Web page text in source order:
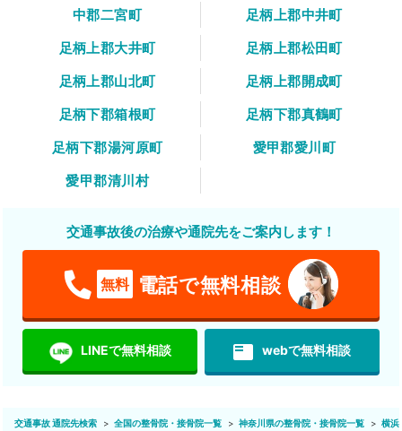
中郡二宮町
足柄上郡中井町
足柄上郡大井町
足柄上郡松田町
足柄上郡山北町
足柄上郡開成町
足柄下郡箱根町
足柄下郡真鶴町
足柄下郡湯河原町
愛甲郡愛川町
愛甲郡清川村
交通事故後の治療や通院先をご案内します！
無料 電話で無料相談
LINEで無料相談 featured_play_list webで無料相談
交通事故 通院先検索 全国の整骨院・接骨院一覧 神奈川県の整骨院・接骨院一覧 横浜